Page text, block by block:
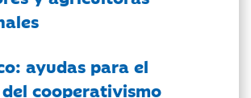
ayudas para el
cooperativismo